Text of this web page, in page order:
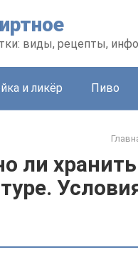
виды, рецепты,
и ликёр Пиво
ли